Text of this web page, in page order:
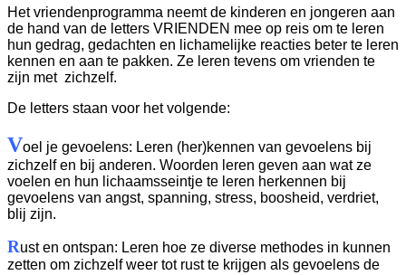
Het vriendenprogramma neemt de kinderen en jongeren aan
de hand van de letters VRIENDEN mee op reis om te leren
hun gedrag, gedachten en lichamelijke reacties beter te leren
kennen en aan te pakken. Ze leren tevens om vrienden te
zijn met zichzelf.
De letters staan voor het volgende:
Voel je gevoelens: Leren (her)kennen van gevoelens bij
zichzelf en bij anderen. Woorden leren geven aan wat ze
voelen en hun lichaamsseintje te leren herkennen bij
gevoelens van angst, spanning, stress, boosheid, verdriet,
blij zijn.
Rust en ontspan: Leren hoe ze diverse methodes in kunnen
zetten om zichzelf weer tot rust te krijgen als gevoelens de